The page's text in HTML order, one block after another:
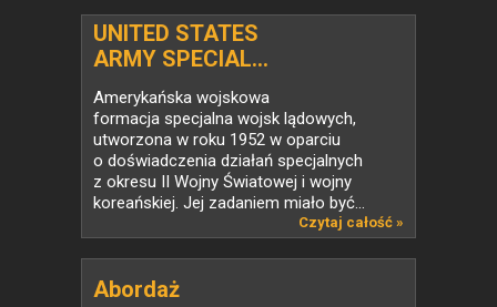
UNITED STATES
ARMY SPECIAL...
Amerykańska wojskowa
formacja specjalna wojsk lądowych,
utworzona w roku 1952 w oparciu
o doświadczenia działań specjalnych
z okresu II Wojny Światowej i wojny
koreańskiej. Jej zadaniem miało być...
Czytaj całość »
Abordaż